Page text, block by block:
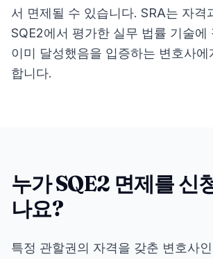
서 면제될 수 있습니다. SRA는 자격
SQE2에서 평가한 실무 법률 기술에
이미 달성했음을 입증하는 변호사에
합니다.
누가 SQE2 면제를 신
나요?
특정 관할권의 자격을 갖춘 변호사